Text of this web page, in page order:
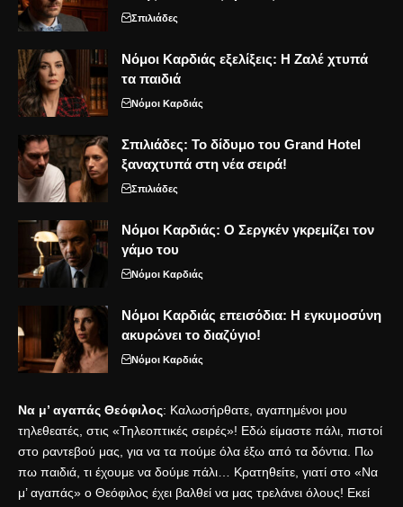
Σπιλιάδες
Νόμοι Καρδιάς εξελίξεις: Η Ζαλέ χτυπά
τα παιδιά
Νόμοι Καρδιάς
Σπιλιάδες: Το δίδυμο του Grand Hotel
ξαναχτυπά στη νέα σειρά!
Σπιλιάδες
Νόμοι Καρδιάς: Ο Σεργκέν γκρεμίζει τον
γάμο του
Νόμοι Καρδιάς
Νόμοι Καρδιάς επεισόδια: Η εγκυμοσύνη
ακυρώνει το διαζύγιο!
Νόμοι Καρδιάς
Να μ’ αγαπάς Θεόφιλος: Καλωσήρθατε, αγαπημένοι μου
τηλεθεατές, στις «Τηλεοπτικές σειρές»! Εδώ είμαστε πάλι, πιστοί
στο ραντεβού μας, για να τα πούμε όλα έξω από τα δόντια. Πω
πω παιδιά, τι έχουμε να δούμε πάλι… Κρατηθείτε, γιατί στο «Να
μ’ αγαπάς» ο Θεόφιλος έχει βαλθεί να μας τρελάνει όλους! Εκεί